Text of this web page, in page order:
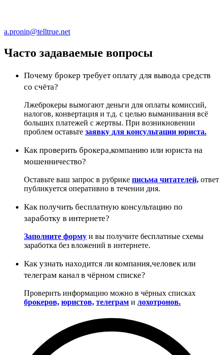
a.pronin@telltrue.net
Часто задаваемые вопросы
Почему брокер требует оплату для вывода средств
со счёта?
Лжеброкеры вымогают деньги для оплаты комиссий,
налогов, конвертация и т.д. с целью выманивания всё
больших платежей с жертвы. При возникновении
проблем оставьте заявку для консультации юриста.
Как проверить брокера,компанию или юриста на
мошенничество?
Оставьте ваш запрос в рубрике письма читателей, ответ
публикуется оперативно в течении дня.
Как получить бесплатную консультацию по
заработку в интернете?
Заполните форму и вы получите бесплатные схемы
заработка без вложений в интернете.
Как узнать находится ли компания,человек или
телеграм канал в чёрном списке?
Проверить информацию можно в чёрных списках
брокеров, юристов, телеграм и лохотронов.